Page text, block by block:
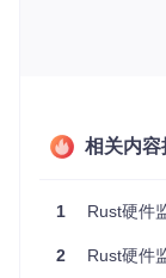
中，我们可以
了"神经末梢"，
垒？
2.1 温度传感器
要让Rust程序
MIO（内存映射
相关内容
1 Rust硬件
2 Rust硬件监